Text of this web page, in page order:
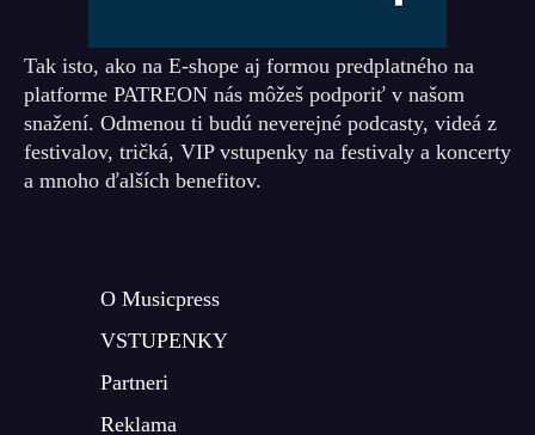
Tak isto, ako na E-shope aj formou predplatného na
platforme PATREON nás môžeš podporiť v našom
snažení. Odmenou ti budú neverejné podcasty, videá z
festivalov, tričká, VIP vstupenky na festivaly a koncerty
a mnoho ďalších benefitov.
O Musicpress
VSTUPENKY
Partneri
Reklama